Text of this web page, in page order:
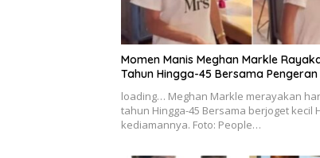
Momen Manis Meghan Markle
Tahun Hingga-45 Bersama
loading… Meghan Markle merayakan
tahun Hingga-45 Bersama berjoget kecil
kediamannya. Foto: People…